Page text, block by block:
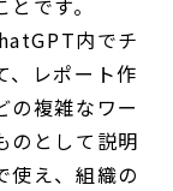
です。
内でチ
、レポート作
の複雑なワー
のとして説明
使え、組織の